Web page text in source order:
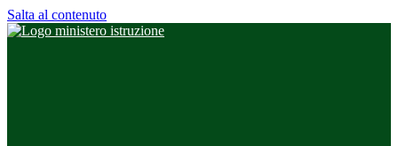
Salta al contenuto